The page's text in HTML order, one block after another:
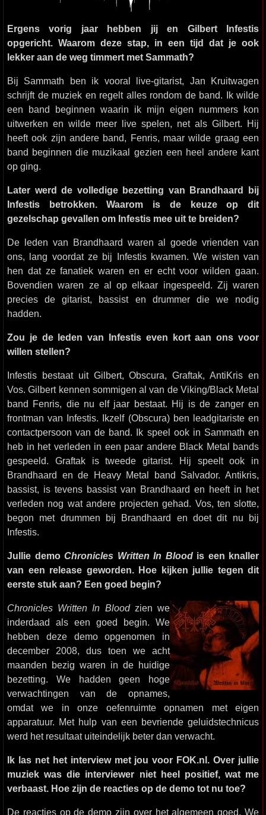
Ergens vorig jaar hebben jij en Gilbert Infestis
opgericht. Waarom deze stap, in een tijd dat je ook
lekker aan de weg timmert met Sammath?
Bij Sammath ben ik vooral live-gitarist, Jan Kruitwagen
schrijft de muziek en regelt alles rondom de band. Ik wilde
een band beginnen waarin ik mijn eigen nummers kon
uitwerken en wilde meer live spelen, net als Gilbert. Hij
heeft ook zijn andere band, Fenris, maar wilde graag een
band beginnen die muzikaal gezien een heel andere kant
op ging.
Later werd de volledige bezetting van Brandhaard bij
Infestis betrokken. Waarom is de keuze op dit
gezelschap gevallen om Infestis mee uit te breiden?
De leden van Brandhaard waren al goede vrienden van
ons, lang voordat ze bij Infestis kwamen. We wisten van
hen dat ze fanatiek waren en er echt voor wilden gaan.
Bovendien waren ze al op elkaar ingespeeld. Zij waren
precies de gitarist, bassist en drummer die we nodig
hadden.
Zou je de leden van Infestis even kort aan ons voor
willen stellen?
Infestis bestaat uit Gilbert, Obscura, Graftak, AntiKris en
Vos. Gilbert kennen sommigen al van de Viking/Black Metal
band Fenris, die nu elf jaar bestaat. Hij is de zanger en
frontman van Infestis. Ikzelf (Obscura) ben leadgitariste en
contactpersoon van de band. Ik speel ook in Sammath en
heb in het verleden in een paar andere Black Metal bands
gespeeld. Graftak is tweede gitarist. Hij speelt ook in
Brandhaard en de Heavy Metal band Salvador. Antikris,
bassist, is tevens bassist van Brandhaard en heeft in het
verleden nog wat andere projecten gehad. Vos, ten slotte,
begon met drummen bij Brandhaard en doet dit nu bij
Infestis.
Jullie demo Chronicles Written In Bloodis een knaller
van een release geworden. Hoe kijken jullie tegen dit
eerste stuk aan? Een goed begin?
Chronicles Written In Bloodzien we
inderdaad als een goed begin. We
hebben deze demo opgenomen in
december 2008, dus toen we acht
maanden bezig waren in de huidige
bezetting. We hadden geen hoge
verwachtingen van de opnames,
omdat we in onze oefenruimte opnamen met eigen
apparatuur. Met hulp van een bevriende geluidstechnicus
werd het resultaat uiteindelijk beter dan verwacht.
Ik las net het interview met jou voor FOK.nl. Over jullie
muziek was die interviewer niet heel positief, wat me
verbaast. Hoe zijn de reacties op de demo tot nu toe?
De reacties op de demo zijn over het algemeen goed. We